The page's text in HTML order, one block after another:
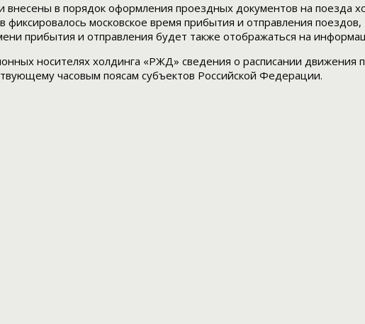
в порядок оформления проездных документов на поезда
московское время прибытия и отправления поездов,
прибытия и отправления будет также отображаться на
носителях холдинга «РЖД» сведения о расписании движения
часовым поясам субъектов Российской Федерации.